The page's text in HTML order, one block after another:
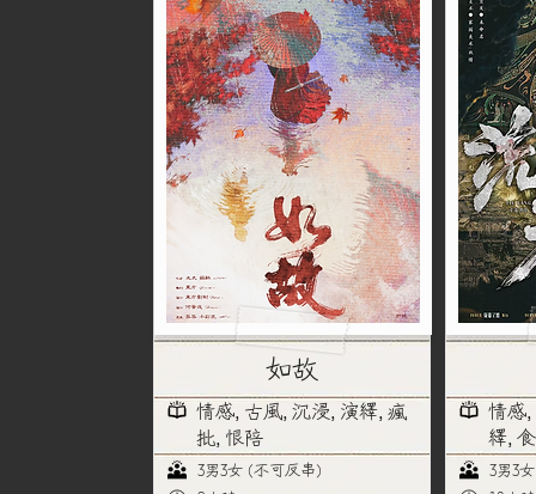
如故
情感, 古風, 沉浸, 演繹, 瘋
批, 恨陪
3男3女 (不可反串)
情感
繹,
3男3